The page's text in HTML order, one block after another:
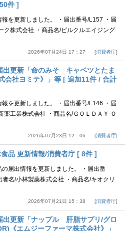
件 ]
を更新しました。 ・届出番号/L157 ・届
ク株式会社 ・商品名/ピルクルエイジング
2026年07月24日 17：27 消費者庁
出更新「命のみそ キャベツとたま
会社ヨミテ》」等 [ 追加11件 / 合計
を更新しました。 ・届出番号/L146 ・届
工業株式会社 ・商品名/ＧＯＬＤＡＹ Ｏ
2026年07月23日 12：06 消費者庁
品 更新情報/消費者庁 [ 8件 ]
の届出情報を更新しました。 ・届出番
名/小林製薬株式会社 ・商品名/キオクリ
2026年07月21日 15：38 消費者庁
出更新「ナップル 肝脂サプリ/グロ
《エムジーファーマ株式会社》」